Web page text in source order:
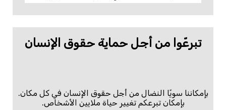
تبرعّوا من أجل حماية حقوق الإنسان
بإمكاننا سويًا النضال من أجل حقوق الإنسان في كل مكان.
بإمكان تبرعكم تغيير حياة ملايين الأشخاص.